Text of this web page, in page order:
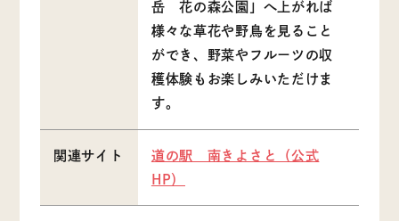
岳 花の森公園」へ上がれば
様々な草花や野鳥を見ること
ができ、野菜やフルーツの収
穫体験もお楽しみいただけま
す。
関連サイト
道の駅 南きよさと（公式
HP）